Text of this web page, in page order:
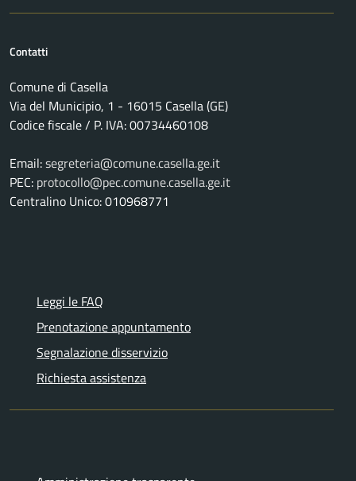
Contatti
Comune di Casella
Via del Municipio, 1 - 16015 Casella (GE)
Codice fiscale / P. IVA: 00734460108
Email:segreteria@comune.casella.ge.it
PEC: protocollo@pec.comune.casella.ge.it
Centralino Unico: 010968771
Leggi le FAQ
Prenotazione appuntamento
Segnalazione disservizio
Richiesta assistenza